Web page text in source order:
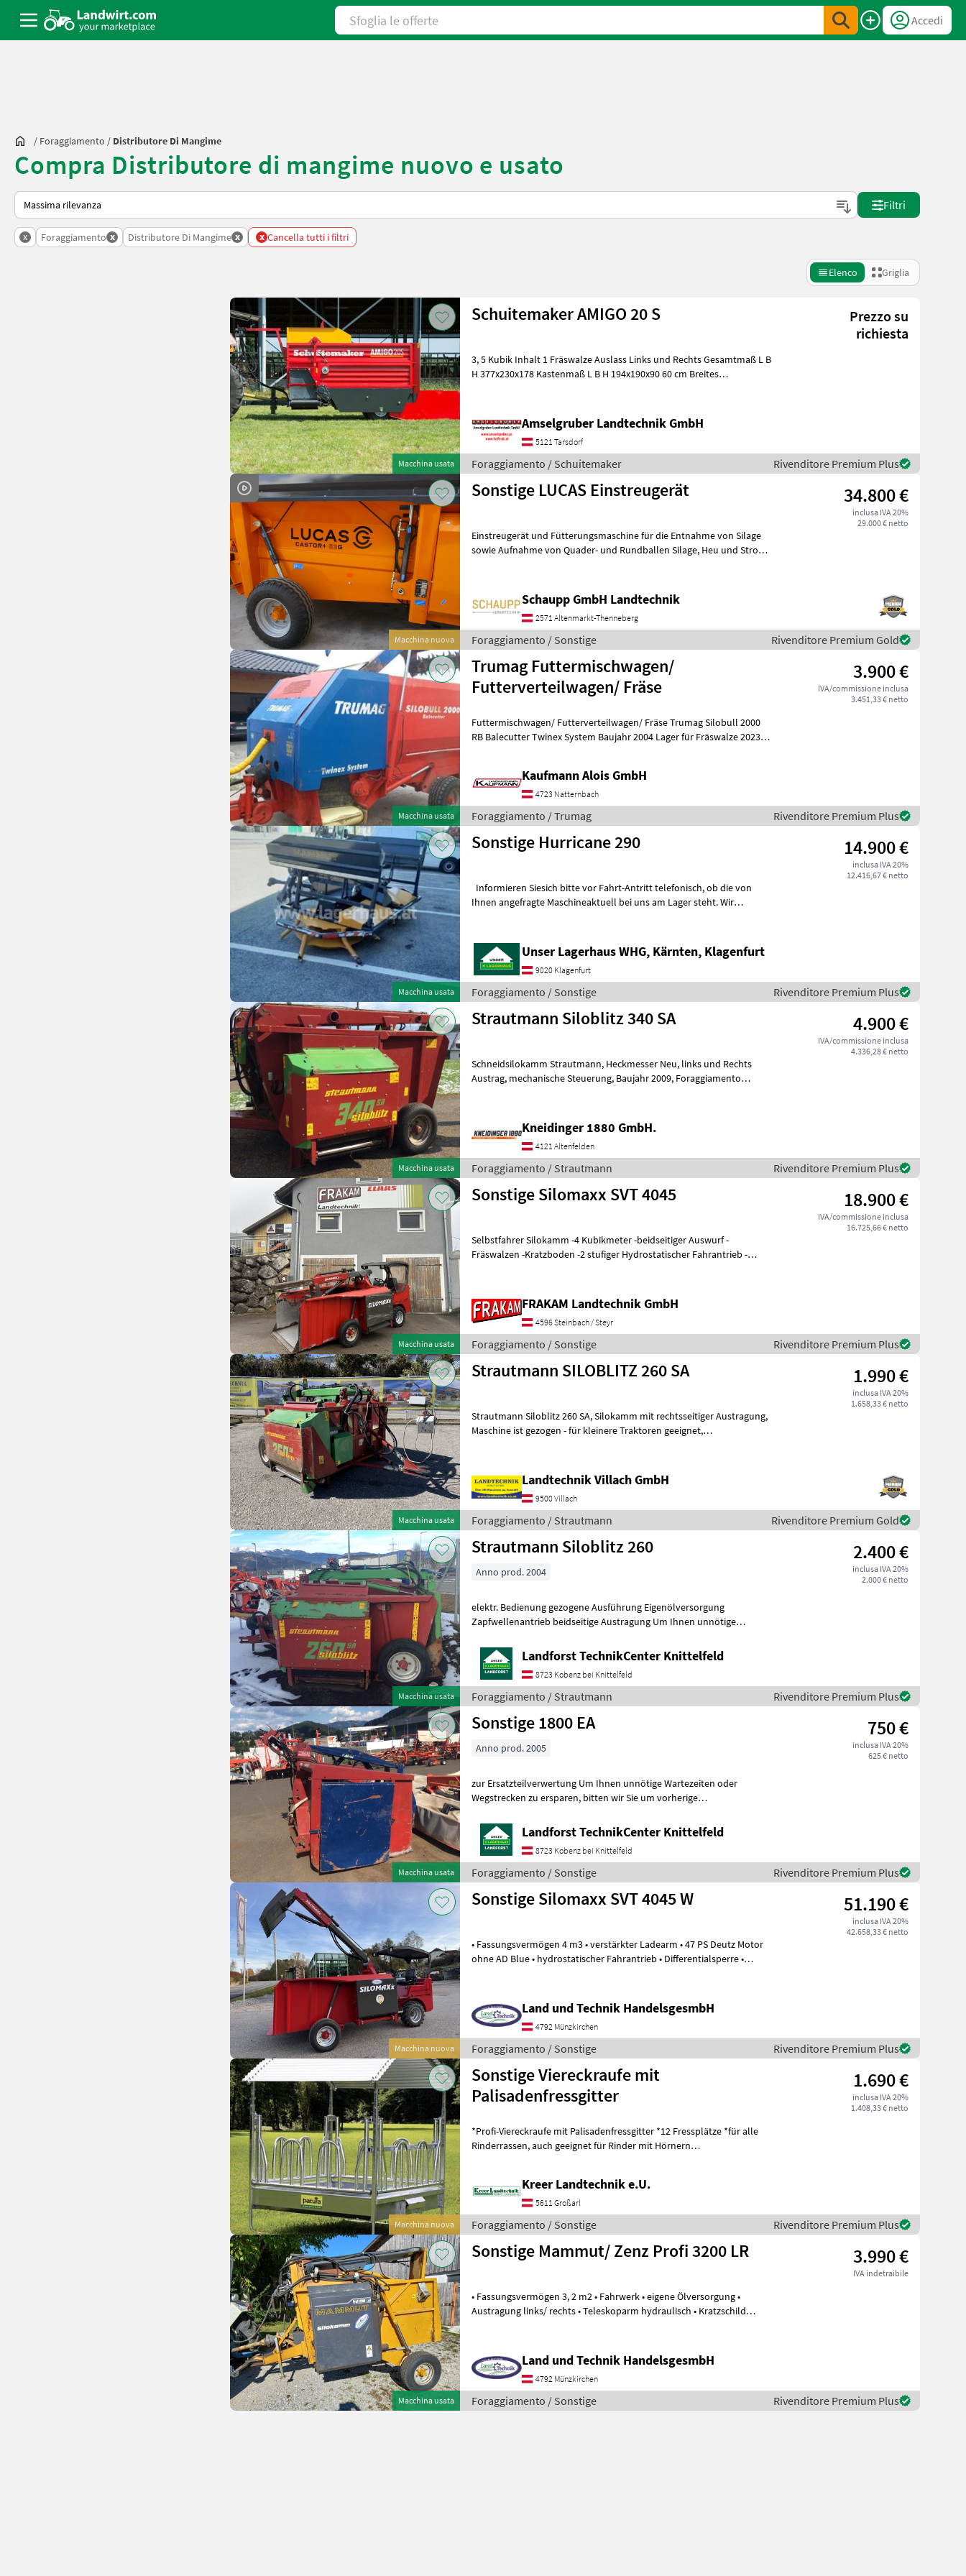
Sfoglia le offerte
Accedi
/ Foraggiamento / Distributore Di Mangime
Compra Distributore di mangime nuovo e usato
Ecco come viene ordinato su Landwirt.com
Filtri
x Foraggiamento x Distributore Di Mangime x x Cancella tutti i filtri
Elenco Griglia
Macchina usata
Schuitemaker AMIGO 20 S
Prezzo su
richiesta
3, 5 Kubik Inhalt 1 Fräswalze Auslass Links und Rechts Gesamtmaß L B
H 377x230x178 Kastenmaß L B H 194x190x90 60 cm Breites
Amselgruber Landtechnik GmbH
5121 Tarsdorf
Foraggiamento / Schuitemaker Rivenditore Premium Plus
Macchina nuova
Sonstige LUCAS Einstreugerät 34.800 €
inclusa IVA 20%
29.000 € netto
Einstreugerät und Fütterungsmaschine für die Entnahme von Silage
sowie Aufnahme von Quader- und Rundballen Silage, Heu und Stroh,
Schaupp GmbH Landtechnik
2571 Altenmarkt-Thenneberg
Foraggiamento / Sonstige Rivenditore Premium Gold
Macchina usata
Trumag Futtermischwagen/
Futterverteilwagen/ Fräse
3.900 €
IVA/commissione inclusa
3.451,33 € netto
Futtermischwagen/ Futterverteilwagen/ Fräse Trumag Silobull 2000
RB Balecutter Twinex System Baujahr 2004 Lager für Fräswalze 2023
Kaufmann Alois GmbH
4723 Natternbach
Foraggiamento / Trumag Rivenditore Premium Plus
Macchina usata
Sonstige Hurricane 290 14.900 €
inclusa IVA 20%
12.416,67 € netto
Ihnen angefragte Maschineaktuell bei uns am Lager steht. Wir
Unser Lagerhaus WHG, Kärnten, Klagenfurt
9020 Klagenfurt
Foraggiamento / Sonstige Rivenditore Premium Plus
Macchina usata
Strautmann Siloblitz 340 SA 4.900 €
IVA/commissione inclusa
4.336,28 € netto
Schneidsilokamm Strautmann, Heckmesser Neu, links und Rechts
Austrag, mechanische Steuerung, Baujahr 2009, Foraggiamento
Kneidinger 1880 GmbH.
4121 Altenfelden
Foraggiamento / Strautmann Rivenditore Premium Plus
Macchina usata
Sonstige Silomaxx SVT 4045 18.900 €
IVA/commissione inclusa
16.725,66 € netto
Selbstfahrer Silokamm -4 Kubikmeter -beidseitiger Auswurf -
Fräswalzen -Kratzboden -2 stufiger Hydrostatischer Fahrantrieb -
FRAKAM Landtechnik GmbH
4596 Steinbach / Steyr
Foraggiamento / Sonstige Rivenditore Premium Plus
Macchina usata
Strautmann SILOBLITZ 260 SA 1.990 €
inclusa IVA 20%
1.658,33 € netto
Strautmann Siloblitz 260 SA, Silokamm mit rechtsseitiger Austragung,
Maschine ist gezogen - für kleinere Traktoren geeignet,
Landtechnik Villach GmbH
9500 Villach
Foraggiamento / Strautmann Rivenditore Premium Gold
Macchina usata
Strautmann Siloblitz 260 2.400 €
inclusa IVA 20%
2.000 € netto
Anno prod. 2004
elektr. Bedienung gezogene Ausführung Eigenölversorgung
Zapfwellenantrieb beidseitige Austragung Um Ihnen unnötige
Landforst TechnikCenter Knittelfeld
8723 Kobenz bei Knittelfeld
Foraggiamento / Strautmann Rivenditore Premium Plus
Macchina usata
Sonstige 1800 EA 750 €
inclusa IVA 20%
625 € netto
Anno prod. 2005
zur Ersatzteilverwertung Um Ihnen unnötige Wartezeiten oder
Wegstrecken zu ersparen, bitten wir Sie um vorherige
Landforst TechnikCenter Knittelfeld
8723 Kobenz bei Knittelfeld
Foraggiamento / Sonstige Rivenditore Premium Plus
Macchina nuova
Sonstige Silomaxx SVT 4045 W 51.190 €
inclusa IVA 20%
42.658,33 € netto
• Fassungsvermögen 4 m3 • verstärkter Ladearm • 47 PS Deutz Motor
ohne AD Blue • hydrostatischer Fahrantrieb • Differentialsperre •
Land und Technik HandelsgesmbH
4792 Münzkirchen
Foraggiamento / Sonstige Rivenditore Premium Plus
Macchina nuova
Sonstige Viereckraufe mit
Palisadenfressgitter
1.690 €
inclusa IVA 20%
1.408,33 € netto
*Profi-Viereckraufe mit Palisadenfressgitter *12 Fressplätze *für alle
Rinderrassen, auch geeignet für Rinder mit Hörnern
Kreer Landtechnik e.U.
5611 Großarl
Foraggiamento / Sonstige Rivenditore Premium Plus
Macchina usata
Sonstige Mammut/ Zenz Profi 3200 LR 3.990 €
IVA indetraibile
• Fassungsvermögen 3, 2 m2 • Fahrwerk • eigene Ölversorgung •
Austragung links/ rechts • Teleskoparm hydraulisch • Kratzschild
Land und Technik HandelsgesmbH
4792 Münzkirchen
Foraggiamento / Sonstige Rivenditore Premium Plus